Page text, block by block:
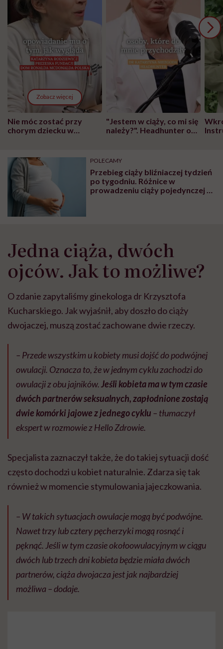
Zobacz więcej
Nie móc zostać przy
chorym dziecku w
może chyba tylko
głupota i brak
wyobraźni"
"Jestem w ciąży, co mi się
należy?". Headhunter o
pracy
POLECAMY
Przebieg ciąży bliźniaczej tydzień
po tygodniu. Różnice w
prowadzeniu ciąży pojedynczej a
Jedna ciąża, dwóch
ojców. Jak to możliwe?
O zdanie zapytaliśmy ginekologa dr Krzysztofa
Kucharskiego. Jak wyjaśnił, aby doszło do ciąży
dwojaczej, muszą zostać zachowane dwie rzeczy.
– Przede wszystkim u kobiety musi dojść do podwójnej
owulacji. Oznacza to, że w jednym cyklu zachodzi do
owulacji z obu jajników.Jeśli kobieta ma w tym czasie
dwóch partnerów seksualnych, zapłodnione zostają
dwie komórki jajowe z jednego cyklu – tłumaczył
ekspert w rozmowie z Hello Zdrowie.
Specjalista zaznaczył także, że do takiej sytuacji dość
często dochodzi u kobiet naturalnie. Zdarza się tak
również w momencie stymulowania jajeczkowania.
– W takich sytuacjach owulacje mogą być podwójne.
Nawet trzy lub cztery pęcherzyki mogą rosnąć i
pęknąć. Jeśli w tym czasie okołoowulacyjnym w ciągu
dwóch lub trzech dni kobieta będzie miała dwóch
partnerów, ciąża dwojacza jest jak najbardziej
możliwa – dodaje.